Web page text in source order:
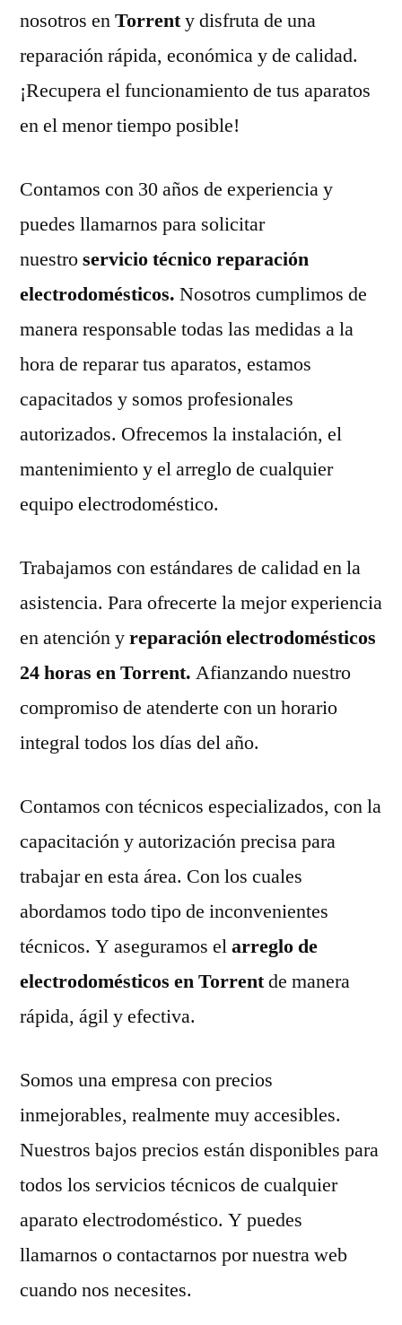
nosotros enTorrenty disfruta de una
reparación rápida, económica y de calidad.
¡Recupera el funcionamiento de tus aparatos
en el menor tiempo posible!
Contamos con 30 años de experiencia y
puedes llamarnos para solicitar
nuestroservicio técnico reparación
electrodomésticos. Nosotros cumplimos de
manera responsable todas las medidas a la
hora de reparar tus aparatos, estamos
capacitados y somos profesionales
autorizados. Ofrecemos la instalación, el
mantenimiento y el arreglo de cualquier
equipo electrodoméstico.
Trabajamos con estándares de calidad en la
asistencia. Para ofrecerte la mejor experiencia
en atención yreparación electrodomésticos
24 horas en Torrent. Afianzando nuestro
compromiso de atenderte con un horario
integral todos los días del año.
Contamos con técnicos especializados, con la
capacitación y autorización precisa para
trabajar en esta área. Con los cuales
abordamos todo tipo de inconvenientes
técnicos. Y aseguramos elarreglo de
electrodomésticos en Torrentde manera
rápida, ágil y efectiva.
Somos una empresa con precios
inmejorables, realmente muy accesibles.
Nuestros bajos precios están disponibles para
todos los servicios técnicos de cualquier
aparato electrodoméstico. Y puedes
llamarnos o contactarnos por nuestra web
cuando nos necesites.